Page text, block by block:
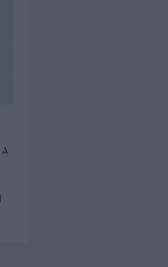
protection.